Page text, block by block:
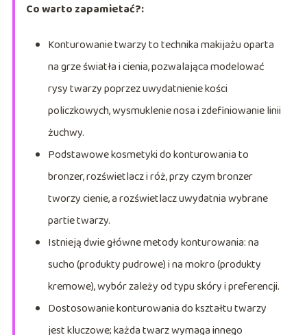
Co warto zapamietać?:
Konturowanie twarzy to technika makijażu oparta
na grze światła i cienia, pozwalająca modelować
rysy twarzy poprzez uwydatnienie kości
policzkowych, wysmuklenie nosa i zdefiniowanie linii
żuchwy.
Podstawowe kosmetyki do konturowania to
bronzer, rozświetlacz i róż, przy czym bronzer
tworzy cienie, a rozświetlacz uwydatnia wybrane
partie twarzy.
Istnieją dwie główne metody konturowania: na
sucho (produkty pudrowe) i na mokro (produkty
kremowe), wybór zależy od typu skóry i preferencji.
Dostosowanie konturowania do kształtu twarzy
jest kluczowe; każda twarz wymaga innego